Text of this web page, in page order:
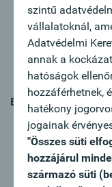
megbízhatóan
Mit lehetne
történő
ikonok és
ún. skip linkek is.
Érthetőség
Ami már most
többnyire
egységes. A
előzetes
Mit lehetne
szintű
vállalatoknál,
Adatvédelmi
annak a
hatóságok
hozzáférhetnek,
hatékony
jogainak
"Összes süti
hozzájárul
származó süti